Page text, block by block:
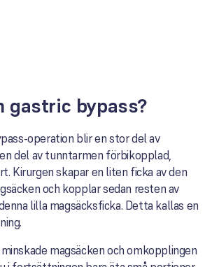
gastric bypass?
operation blir en stor del av
del av tunntarmen förbikopplad,
Kirurgen skapar en liten ficka av den
och kopplar sedan resten av
lilla magsäcksficka. Detta kallas en
magsäcken och omkopplingen